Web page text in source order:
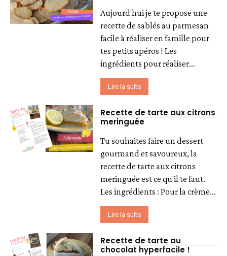
Aujourd'hui je te propose une
recette de sablés au parmesan
facile à réaliser en famille pour
tes petits apéros ! Les
ingrédients pour réaliser...
Lire la suite
Recette de tarte aux citrons
meringuée
Tu souhaites faire un dessert
gourmand et savoureux, la
recette de tarte aux citrons
meringuée est ce qu'il te faut.
Les ingrédients : Pour la crème...
Lire la suite
Recette de tarte au
chocolat hyperfacile !